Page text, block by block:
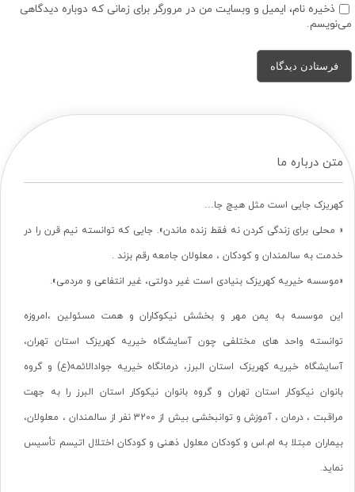
ذخیره نام، ایمیل و وبسایت من در مرورگر برای زمانی که دوباره دیدگاهی
می‌نویسم.
متن درباره ما
کهریزک جایی است مثل هیچ جا…
« محلی برای زندگی کردن نه فقط زنده ماندن». جایی که توانسته نیم قرن را در
خدمت به سالمندان و کودکان ، معلولان جامعه رقم بزند .
«موسسه خیریه کهریزک بنیادی است غیر دولتی، غیر انتفاعی و مردمی».
این موسسه به یمن مهر و بخشش نیکوکاران و همت مسئولین ،امروزه
توانسته واحد های مختلفی چون آسایشگاه خیریه کهریزک استان تهران،
آسایشگاه خیریه کهریزک استان البرز، درمانگاه خیریه جوادالائمه(ع) و گروه
بانوان نیکوکار استان تهران و گروه بانوان نیکوکار استان البرز را به جهت
مراقبت ، درمان ، آموزش و توانبخشی بیش از 3200 نفر از سالمندان ، معلولان،
بیماران مبتلا به ام.اس و کودکان معلول ذهنی و کودکان اختلال اتیسم تأسیس
نماید.